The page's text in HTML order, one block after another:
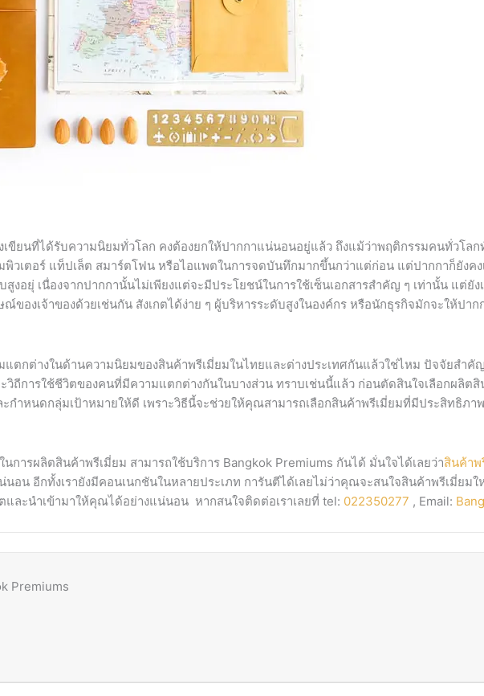
ขียนที่ได้รับความนิยมทั่วโลก คงต้องยกให้ปากกาแน่นอนอยู่แล้ว ถึงแม้ว่าพฤติกรรมคนทั่วโลก
พิวเตอร์ แท็ปเล็ต สมาร์ตโฟน หรือไอแพตในการจดบันทึกมากขึ้นกว่าแต่ก่อน แต่ปากกาก็ยังคง
งอยุ่ เนื่องจากปากกานั้นไม่เพียงแต่จะมีประโยชน์ในการใช้เซ็นเอกสารสำคัญ ๆ เท่านั้น แต่ยัง
ของเจ้าของด้วยเช่นกัน สังเกตได้ง่าย ๆ ผู้บริหารระดับสูงในองค์กร หรือนักธุรกิจมักจะให้ปาก
แตกต่างในด้านความนิยมของสินค้าพรีเมี่ยมในไทยและต่างประเทศกันแล้วใช่ไหม ปัจจัยสำคั
วิถีการใช้ชีวิตของคนที่มีความแตกต่างกันในบางส่วน ทราบเช่นนี้แล้ว ก่อนตัดสินใจเลือกผลิตสิ
กำหนดกลุ่มเป้าหมายให้ดี เพราะวิธีนี้จะช่วยให้คุณสามารถเลือกสินค้าพรีเมี่ยมที่มีประสิทธิภา
นการผลิตสินค้าพรีเมี่ยม สามารถใช้บริการ Bangkok Premiums กันได้ มั่นใจได้เลยว่าสินค้าพ
อน อีกทั้งเรายังมีคอนเนกชันในหลายประเภท การันตีได้เลยไม่ว่าคุณจะสนใจสินค้าพรีเมี่ยมใ
และนำเข้ามาให้คุณได้อย่างแน่นอน หากสนใจติดต่อเราเลยที่ tel: 022350277 , Email:
Premiums